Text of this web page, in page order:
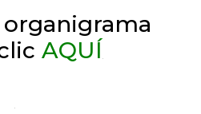
organigrama
licAQUÍ